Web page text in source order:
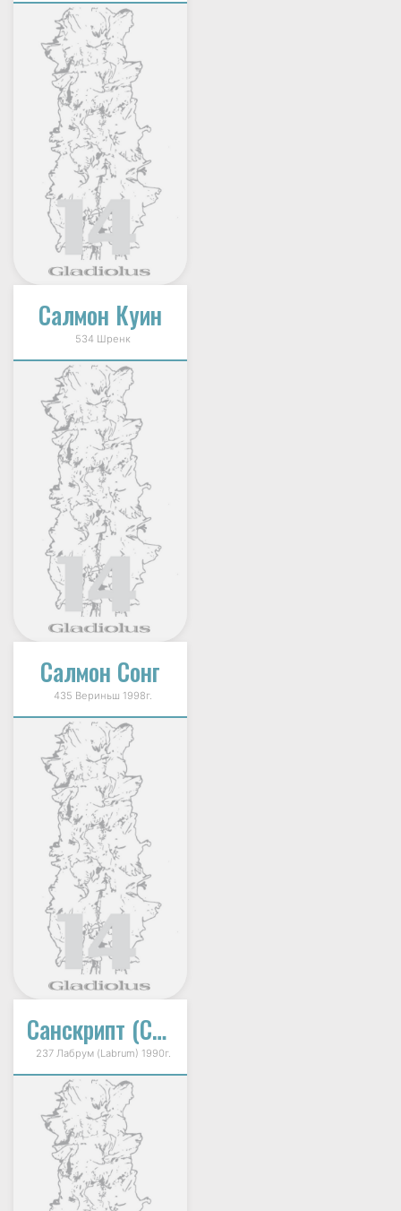
Салмон Куин
534 Шренк
Салмон Сонг
435 Вериньш 1998г.
Санскрипт (Солнечный Почерк)
237 Лабрум (Labrum) 1990г.